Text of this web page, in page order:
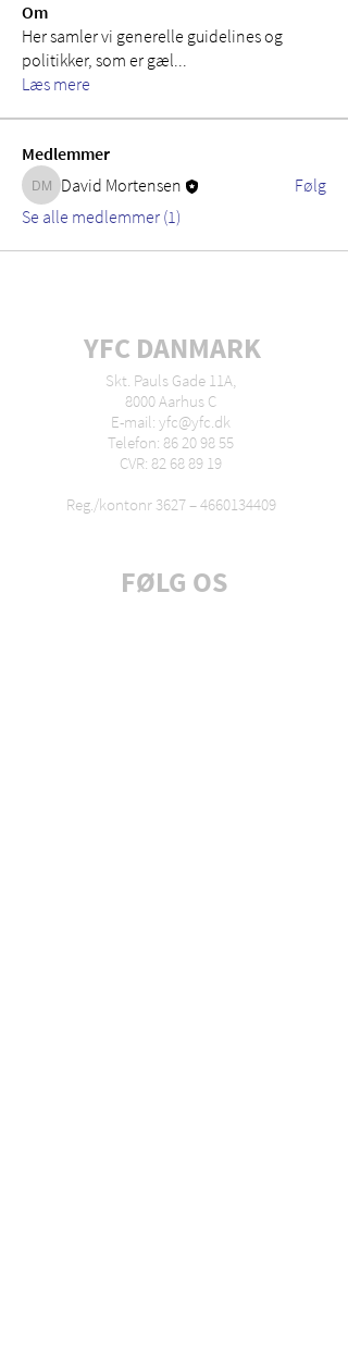
Om
Her samler vi generelle guidelines og
politikker, som er gæl...
Læs mere
Medlemmer
David Mortensen
David Mortensen
Følg
Se alle medlemmer (1)
YFC DANMARK
Skt. Pauls Gade 11A,
8000 Aarhus C
E-mail: yfc@yfc.dk
Telefon: 86 20 98 55
CVR: 82 68 89 19
Reg./kontonr 3627 –4660134409
FØLG OS